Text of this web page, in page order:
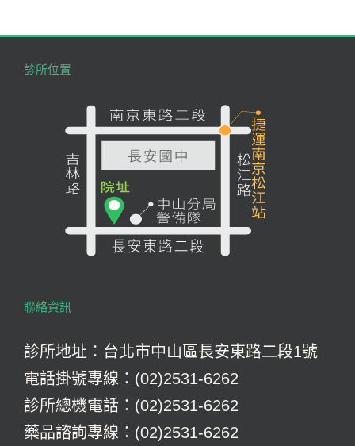
診所位置
聯絡資訊
診所地址：台北市中山區長安東路二段1號
電話掛號專線：(02)2531-6262
診所總機電話：(02)2531-6262
藥品諮詢專線：(02)2531-6262